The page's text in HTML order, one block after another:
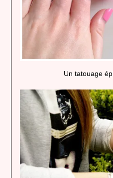
Un tatouage